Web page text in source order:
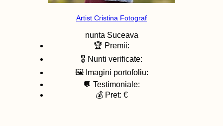
Artist Cristina Fotograf
nunta Suceava
🏆 Premii:
🎖️ Nunti verificate:
🖼️ Imagini portofoliu:
💬 Testimoniale:
💰 Pret: €